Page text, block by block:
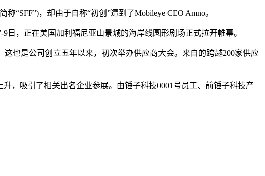
，却由于自称“初创”遭到了Mobileye CEO Amno。
，正在美国加利福尼亚山景城的海岸线圆形剧场正式拉开帷幕。
也是公司创立五年以来，初次举办供应商大会。来自的跨越200家供应
吸引了相关出名企业参展。由锤子科技0001号员工、前锤子科技产